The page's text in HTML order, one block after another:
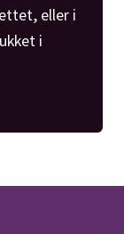
eller i
i